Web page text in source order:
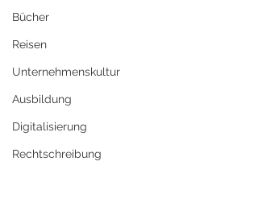
Bücher
Reisen
Unternehmenskultur
Ausbildung
Digitalisierung
Rechtschreibung